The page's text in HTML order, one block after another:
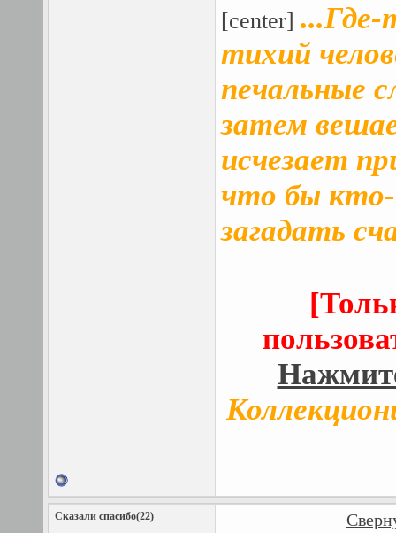
[center] ...Где-
тихий
печальные
затем
исчезает
что бы
загадать
Сказали спасибо(22)